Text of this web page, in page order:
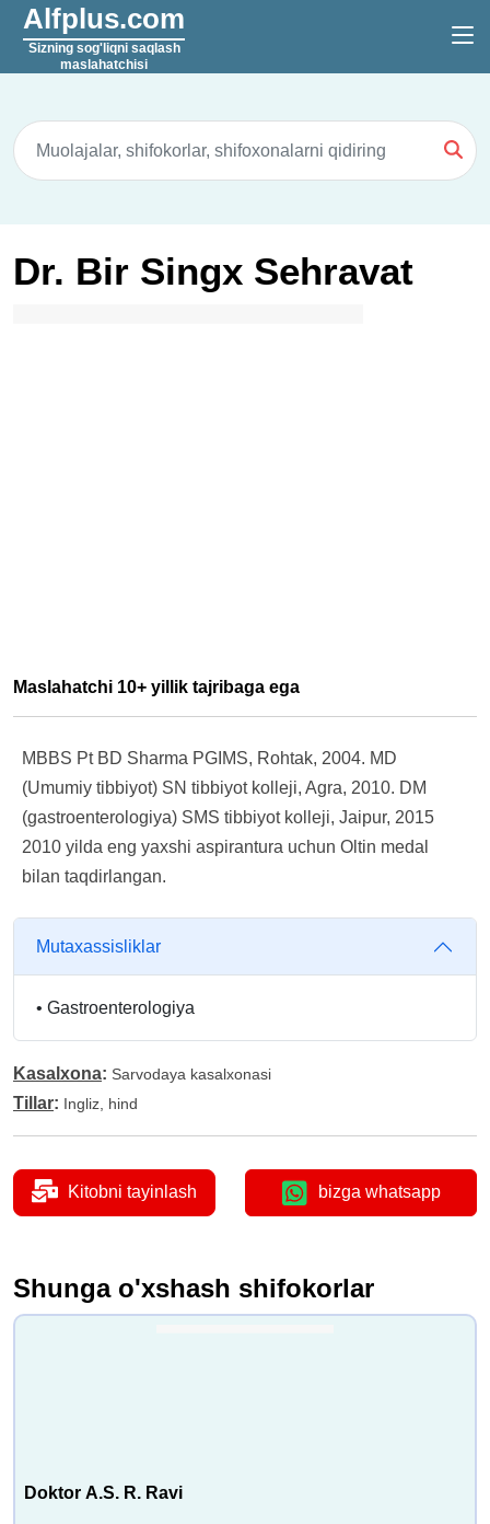
Alfplus.com
Sizning sog'liqni saqlash
maslahatchisi
Dr. Bir Singx Sehravat
Maslahatchi 10+ yillik tajribaga ega
MBBS Pt BD Sharma PGIMS, Rohtak, 2004. MD
(Umumiy tibbiyot) SN tibbiyot kolleji, Agra, 2010. DM
(gastroenterologiya) SMS tibbiyot kolleji, Jaipur, 2015
2010 yilda eng yaxshi aspirantura uchun Oltin medal
bilan taqdirlangan.
Mutaxassisliklar
• Gastroenterologiya
Kasalxona: Sarvodaya kasalxonasi
Tillar: Ingliz, hind
Kitobni tayinlash bizga whatsapp
Shunga o'xshash shifokorlar
Doktor A.S. R. Ravi